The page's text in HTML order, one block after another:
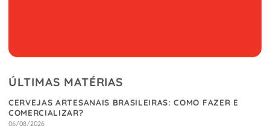
ÚLTIMAS MATÉRIAS
CERVEJAS ARTESANAIS BRASILEIRAS: COMO FAZER E
COMERCIALIZAR?
06/08/2026